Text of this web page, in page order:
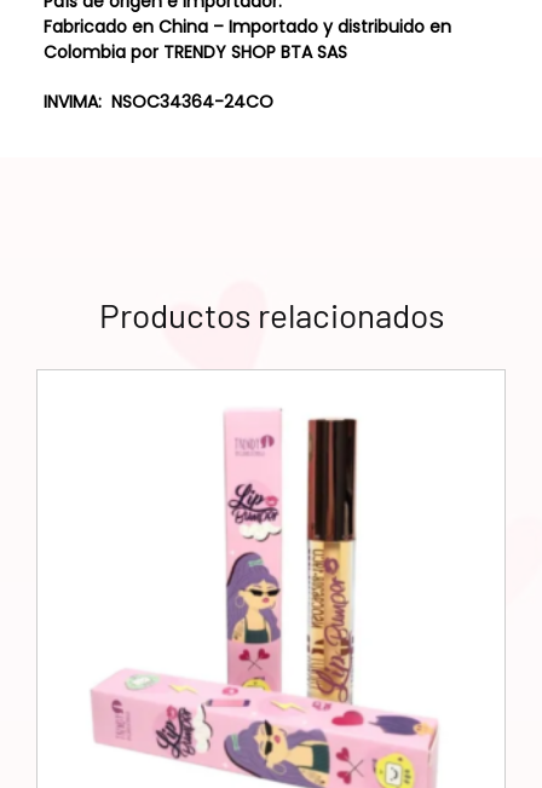
Fabricado en China – Importado y distribuido en
Colombia por TRENDY SHOP BTA SAS
INVIMA: NSOC34364-24CO
Productos relacionados